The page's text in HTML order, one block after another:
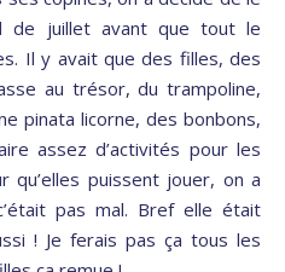
de juillet avant que tout le
Il y avait que des filles, des
au trésor, du trampoline,
pinata licorne, des bonbons,
assez d’activités pour les
qu’elles puissent jouer, on a
pas mal. Bref elle était
! Je ferais pas ça tous les